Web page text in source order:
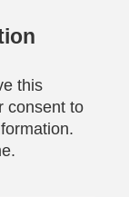
this
consent to